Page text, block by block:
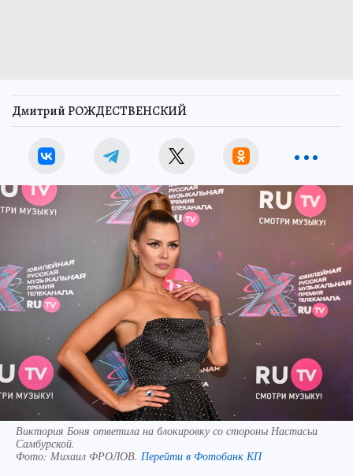
Дмитрий РОЖДЕСТВЕНСКИЙ
Виктория Боня ответила на блокировку со стороны Настасьи
Самбурской.
Фото: Михаил ФРОЛОВ. Перейти в Фотобанк КП